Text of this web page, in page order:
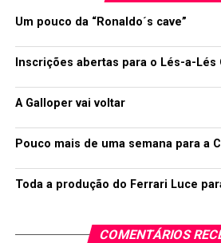
Um pouco da “Ronaldo´s cave”
Inscrições abertas para o Lés-a-Lés
A Galloper vai voltar
Pouco mais de uma semana para a
Toda a produção do Ferrari Luce
COMENTÁRIOS